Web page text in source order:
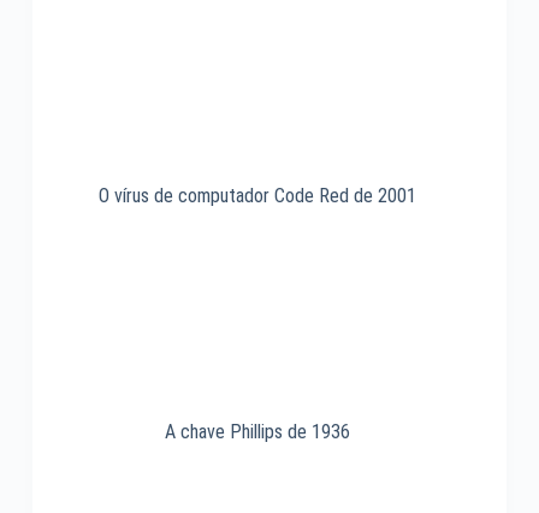
O vírus de computador Code Red de 2001
A chave Phillips de 1936